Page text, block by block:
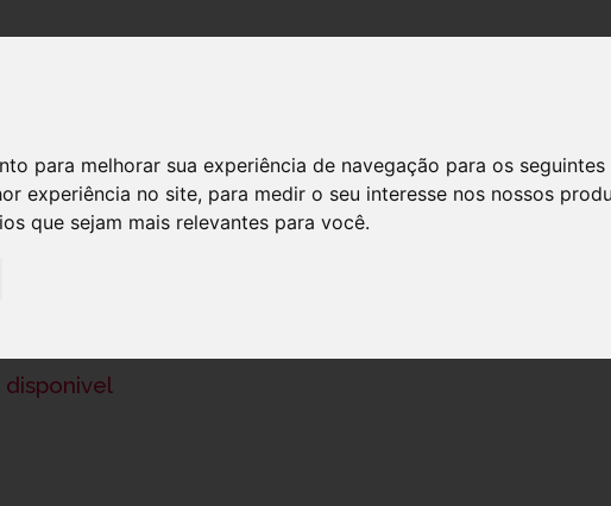
para melhorar sua experiência de navegação para os
experiência no site, para medir o seu interesse nos nossos
que sejam mais relevantes para você.
FEMININO 150ML N.22
disponivel